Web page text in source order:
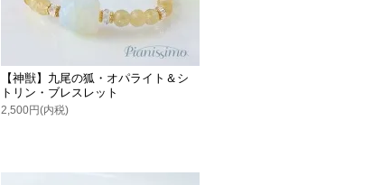
【神獣】九尾の狐・オパライト＆シ
トリン・ブレスレット
2,500円(内税)